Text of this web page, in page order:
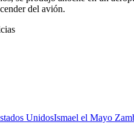
del avión.
UnidosIsmael el Mayo